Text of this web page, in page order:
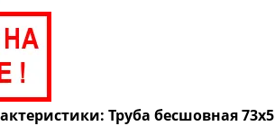
89
102
108
Труба бесшовная 73х5